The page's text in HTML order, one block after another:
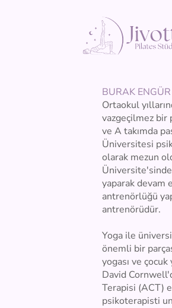
BURAK ENGÜR
Ortaokul
vazgeçilmez bir
ve A takımda
Üniversitesi
olarak mezun
yaparak devam
antrenörlüğü
antrenörüdür.
Yoga ile
önemli bir
yogası ve
David
Terapisi (ACT)
psikoterapisti